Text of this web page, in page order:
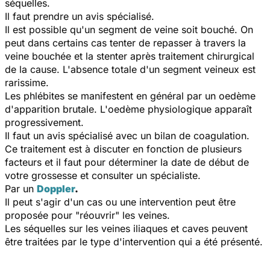
séquelles.
Il faut prendre un avis spécialisé.
Il est possible qu'un segment de veine soit bouché. On
peut dans certains cas tenter de repasser à travers la
veine bouchée et la stenter après traitement chirurgical
de la cause. L'absence totale d'un segment veineux est
rarissime.
Les phlébites se manifestent en général par un oedème
d'apparition brutale. L'oedème physiologique apparaît
progressivement.
Il faut un avis spécialisé avec un bilan de coagulation.
Ce traitement est à discuter en fonction de plusieurs
facteurs et il faut pour déterminer la date de début de
votre grossesse et consulter un spécialiste.
Par un Doppler.
Il peut s'agir d'un cas ou une intervention peut être
proposée pour "réouvrir" les veines.
Les séquelles sur les veines iliaques et caves peuvent
être traitées par le type d'intervention qui a été présenté.